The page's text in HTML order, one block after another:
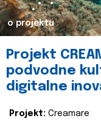
o projektu
Projekt
podvodne
digitalne
Projekt: Creamare